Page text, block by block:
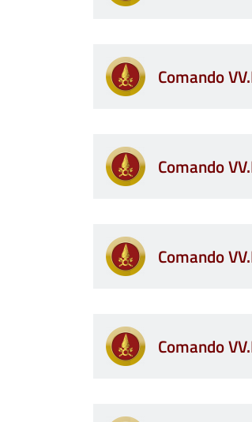
Comando
Comando
Comando
Comando